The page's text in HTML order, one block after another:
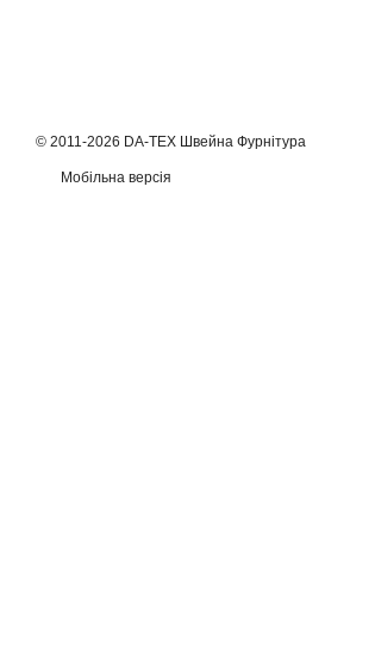
© 2011-2026 DA-TEX Швейна Фурнітура
Мобільна версія